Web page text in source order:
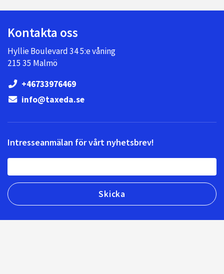
Kontakta oss
Hyllie Boulevard 34 5:e våning
215 35 Malmö
+46733976469
info@taxeda.se
Intresseanmälan för vårt nyhetsbrev!